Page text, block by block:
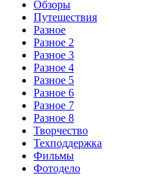
Обзоры
Путешествия
Разное
Разное 2
Разное 3
Разное 4
Разное 5
Разное 6
Разное 7
Разное 8
Творчество
Техподдержка
Фильмы
Фотодело